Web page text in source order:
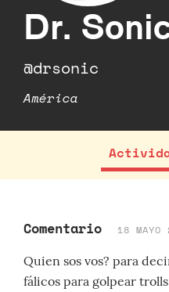
Dr.
@drsonic
América
Comentario 18
Quien sos vos? para
fálicos para golpear trolls